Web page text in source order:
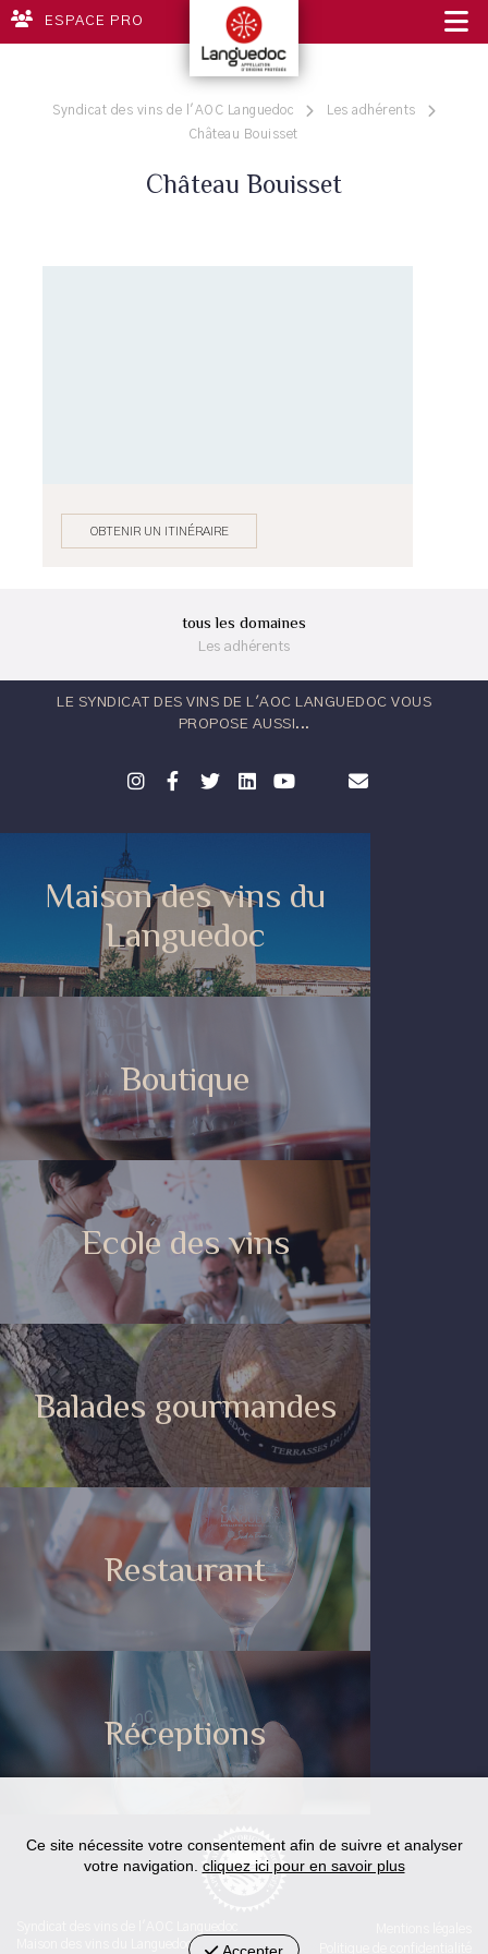
ESPACE PRO
Syndicat des vins de l'AOC Languedoc
Les adhérents
Château Bouisset
Château Bouisset
OBTENIR UN ITINÉRAIRE
tous les domaines
Les adhérents
LE SYNDICAT DES VINS DE L'AOC LANGUEDOC VOUS
PROPOSE AUSSI...
Maison des vins du
Languedoc
Boutique
Ecole des vins
Balades gourmandes
Restaurant
Réceptions
Maison des vins du Languedoc
Ce site nécessite votre consentement afin de suivre et analyser
votre navigation. cliquez ici pour en savoir plus